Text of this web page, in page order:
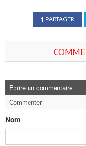
PARTAGER
Ecrire un commentaire
Commenter
Nom